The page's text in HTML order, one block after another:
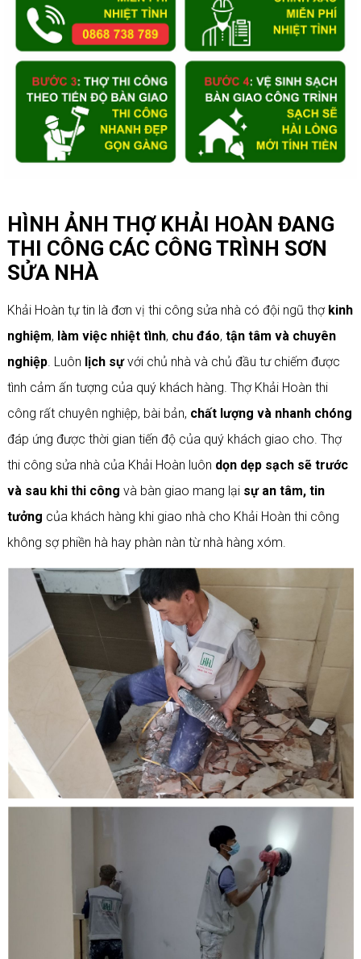
HÌNH ẢNH THỢ KHẢI HOÀN ĐANG
THI CÔNG CÁC CÔNG TRÌNH SƠN
SỬA NHÀ
Khải Hoàn tự tin là đơn vị thi công sửa nhà có đội ngũ thợ kinh
nghiệm, làm việc nhiệt tình, chu đáo,tận tâm và chuyên
nghiệp. Luôn lịch sựvới chủ nhà và chủ đầu tư chiếm được
tình cảm ấn tượng của quý khách hàng. Thợ Khải Hoàn thi
công rất chuyên nghiệp, bài bản, chất lượng và nhanh chóng
đáp ứng được thời gian tiến độ của quý khách giao cho. Thợ
thi công sửa nhà của Khải Hoàn luôn dọn dẹp sạch sẽ trước
và sau khi thi công và bàn giao mang lại sự an tâm, tin
tưởng của khách hàng khi giao nhà cho Khải Hoàn thi công
không sợ phiền hà hay phàn nàn từ nhà hàng xóm.